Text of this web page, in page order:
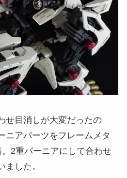
せ目消しが大変だったの
ニアパーツをフレームメタ
2重バーニアにして合わせ
ました。